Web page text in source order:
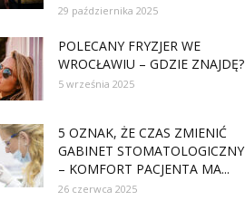
29 października 2025
POLECANY FRYZJER WE
WROCŁAWIU – GDZIE ZNAJDĘ?
5 września 2025
5 OZNAK, ŻE CZAS ZMIENIĆ
GABINET STOMATOLOGICZNY
– KOMFORT PACJENTA MA...
26 czerwca 2025